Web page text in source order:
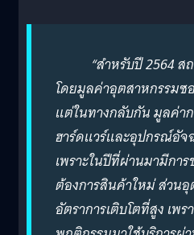
“สำหรับปี 2564 สถ
โดยมูลค่าอุตสาหกรรม
แต่ในทางกลับกัน มูลค่า
ฮาร์ดแวร์และอุปกรณ์อัจ
เพราะในปีที่ผ่านมามีกา
ต้องการสินค้าใหม่ ส่วน
อัตราการเติบโตที่สูง เพ